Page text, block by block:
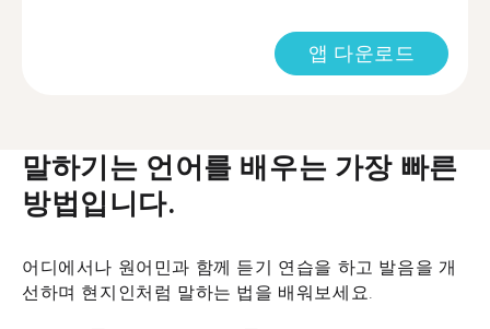
앱 다운로드
말하기는 언어를 배우는 가장 빠른
방법입니다.
어디에서나 원어민과 함께 듣기 연습을 하고 발음을 개
선하며 현지인처럼 말하는 법을 배워보세요.